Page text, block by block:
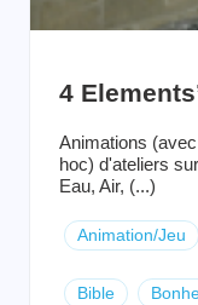
4
Animations
hoc) d'ateliers
Eau, Air, (...)
Animation/Jeu
Bible